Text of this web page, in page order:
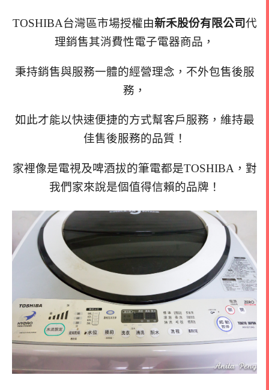
TOSHIBA台灣區市場授權由新禾股份有限公司代
理銷售其消費性電子電器商品，
秉持銷售與服務一體的經營理念，不外包售後服
務，
如此才能以快速便捷的方式幫客戶服務，維持最
佳售後服務的品質！
家裡像是電視及啤酒拔的筆電都是TOSHIBA，對
我們家來說是個值得信賴的品牌！